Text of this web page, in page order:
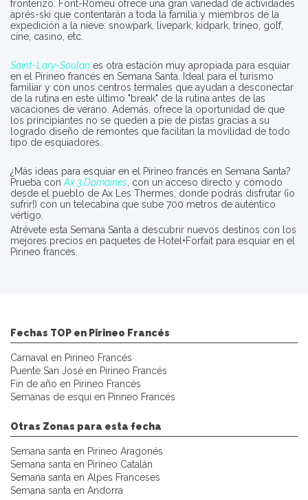
fronterizo. Font-Romeu ofrece una gran variedad de actividades
aprés-ski que contentarán a toda la familia y miembros de la
expedición a la nieve: snowpark, livepark, kidpark, trineo, golf,
cine, casino, etc.
Saint-Lary-Soulan es otra estación muy apropiada para esquiar
en el Pirineo francés en Semana Santa. Ideal para el turismo
familiar y con unos centros termales que ayudan a desconectar
de la rutina en este último "break" de la rutina antes de las
vacaciones de verano. Además, ofrece la oportunidad de que
los principiantes no se queden a pie de pistas gracias a su
logrado diseño de remontes que facilitan la movilidad de todo
tipo de esquiadores.
¿Más ideas para esquiar en el Pirineo francés en Semana Santa?
Prueba con Ax 3 Domaines , con un acceso directo y cómodo
desde el pueblo de Ax Les Thermes, donde podrás disfrutar (¡o
sufrir!) con un telecabina que sube 700 metros de auténtico
vértigo.
Atrévete esta Semana Santa a descubrir nuevos destinos con los
mejores precios en paquetes de Hotel+Forfait para esquiar en el
Pirineo francés.
Fechas TOP en Pirineo Francés
Carnaval en Pirineo Francés
Puente San José en Pirineo Francés
Fin de año en Pirineo Francés
Semanas de esquí en Pirineo Francés
Otras Zonas para esta fecha
Semana santa en Pirineo Aragonés
Semana santa en Pirineo Catalán
Semana santa en Alpes Franceses
Semana santa en Andorra